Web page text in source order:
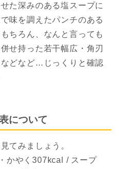
た深みのある塩スープに
味を調えたパンチのある
ちろん、なんと言っても
せ持った若干幅広・角刃
どなど…じっくりと確認
について
てみましょう。
かやく307kcal / スープ